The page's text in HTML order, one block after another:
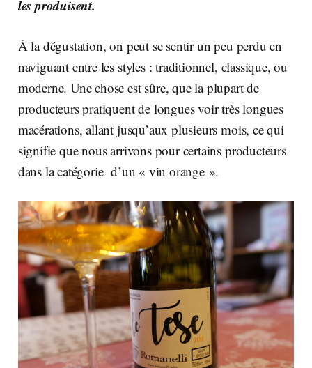
les produisent.
À la dégustation, on peut se sentir un peu perdu en
naviguant entre les styles : traditionnel, classique, ou
moderne. Une chose est sûre, que la plupart de
producteurs pratiquent de longues voir très longues
macérations, allant jusqu’aux plusieurs mois, ce qui
signifie que nous arrivons pour certains producteurs
dans la catégorie d’un « vin orange ».